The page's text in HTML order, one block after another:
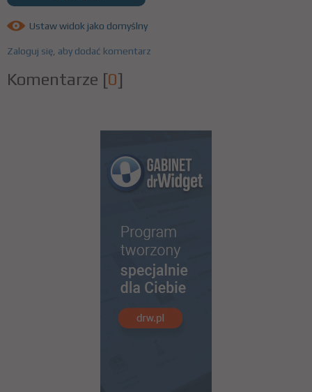
Ustaw widok jako domyślny
Zaloguj się, aby dodać komentarz
Komentarze [0]